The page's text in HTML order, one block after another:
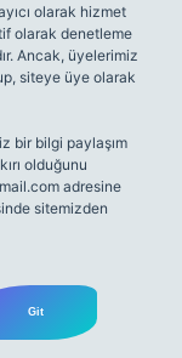
olarak hizmet
olarak denetleme
Ancak, üyelerimiz
siteye üye olarak
bir bilgi paylaşım
olduğunu
adresine
sitemizden